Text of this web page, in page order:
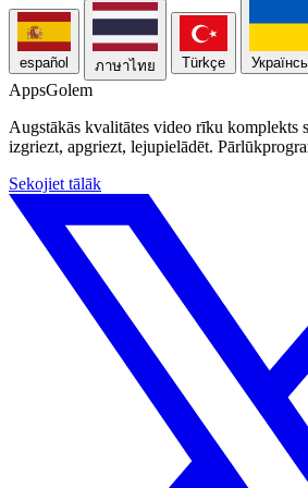
español ภาษาไทย Türkçe
AppsGolem
Augstākās kvalitātes video rīku
izgriezt, apgriezt, lejupielādēt.
Sekojiet tālāk